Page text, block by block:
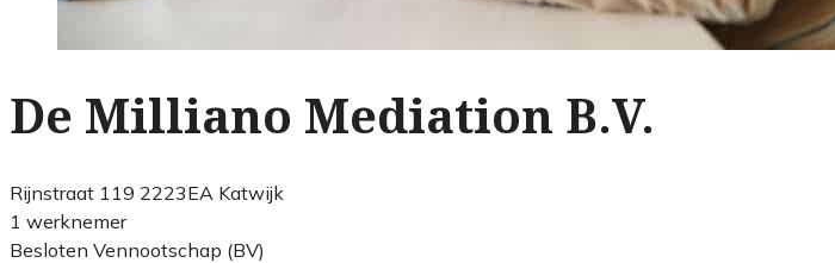
De Milliano Mediation B.V.
Rijnstraat 119 2223EA Katwijk
1 werknemer
Besloten Vennootschap (BV)